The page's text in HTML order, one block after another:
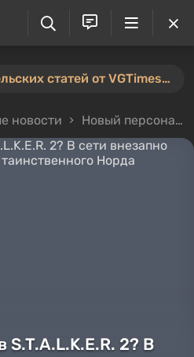
⚡️ Конкурс пользовательских статей от VGTimes продлён — участвуйте тут ⚡️
новости Новый персонаж в S.T.A.L.K.E.R. 2? В сети внезапно заметили актера озвучки таинственного Норда
2? В